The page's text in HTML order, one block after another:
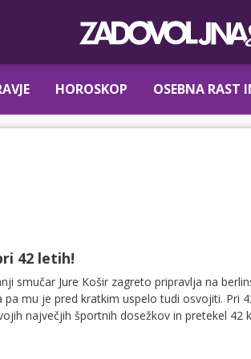
HOROSKOP OSEBNA RAST
42 letih!
smučar Jure Košir zagreto pripravlja na
mu je pred kratkim uspelo tudi osvojiti. Pri
največjih športnih dosežkov in pretekel 42